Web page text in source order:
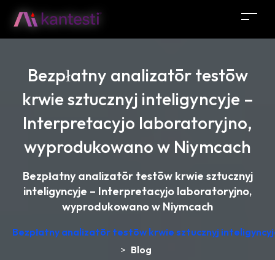
Bezpłatny analizatōr testōw
krwie sztucznyj inteligyncyje –
Interpretacyjo laboratoryjno,
wyprodukowano w Niymcach
Bezpłatny analizatōr testōw krwie sztucznyj
inteligyncyje – Interpretacyjo laboratoryjno,
wyprodukowano w Niymcach
Bezpłatny analizatōr testōw krwie sztucznyj
> Blog